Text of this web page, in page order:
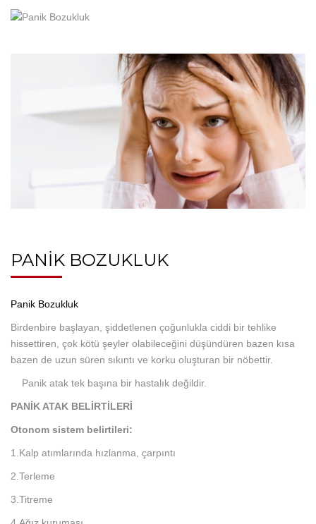
PANIK BOZUKLUK
Panik Bozukluk
Birdenbire başlayan, şiddetlenen çoğunlukla ciddi bir tehlike
hissettiren, çok kötü şeyler olabileceğini düşündüren bazen kısa
bazen de uzun süren sıkıntı ve korku oluşturan bir nöbettir.
Panik atak tek başına bir hastalık değildir.
PANİK ATAK BELİRTİLERİ
Otonom sistem belirtileri:
1.Kalp atımlarında hızlanma, çarpıntı
2.Terleme
3.Titreme